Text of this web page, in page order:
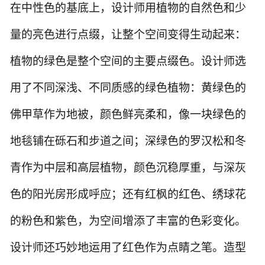
在中性色的基底上，设计师用植物的自然色和少
量的亮色进行点缀，让整个空间变得生动起来：
植物的绿色是整个空间的主要点缀色。设计师选
用了不同深浅、不同质感的绿色植物：黄绿色的
佛甲草作为地被，颜色鲜亮柔和，像一块绿色的
地毯铺在砾石和步道之间；深绿色的罗汉松和冬
青作为中层和高层植物，颜色沉稳厚重，与深灰
色的阳光房形成呼应；还有红枫的红色、绣球花
的粉色和紫色，为空间增添了丰富的色彩变化。
设计师还巧妙地运用了红色作为点睛之笔。造型